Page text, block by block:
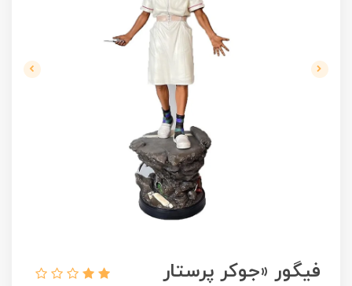
فیگور «جوکر پرستار